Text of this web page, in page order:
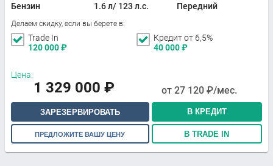
Бензин
1.6 л/ 123 л.с.
Передний
Делаем скидку, если вы берете в:
Trade In
120 000₽
Кредит от 6,5%
40 000₽
Цена:
1 329 000 ₽ от 27 120 ₽/мес.
ЗАРЕЗЕРВИРОВАТЬ В КРЕДИТ
ПРЕДЛОЖИТЕ ВАШУ ЦЕНУ В TRADE IN